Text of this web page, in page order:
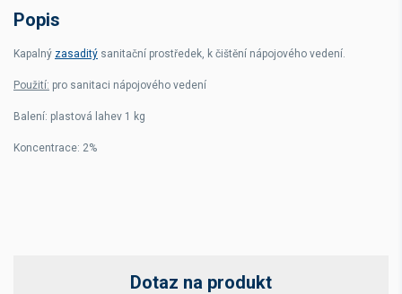
Popis
Kapalný zasaditý sanitační prostředek, k čištění nápojového vedení.
Použití: pro sanitaci nápojového vedení
Balení: plastová lahev 1 kg
Koncentrace: 2%
Dotaz na produkt